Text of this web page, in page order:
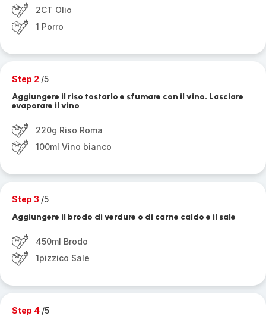
2CT Olio
1 Porro
Step 2 /5
Aggiungere il riso tostarlo e sfumare con il vino. Lasciare
evaporare il vino
220g Riso Roma
100ml Vino bianco
Step 3 /5
Aggiungere il brodo di verdure o di carne caldo e il sale
450ml Brodo
1pizzico Sale
Step 4 /5